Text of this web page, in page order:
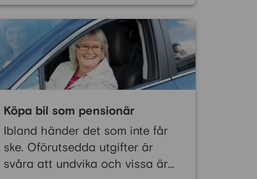
knäna har varit påfrestande,
och utöver det har Maritta
även fått problem med ögonen.
Det kändes som en omöjlig
ekvation att få ihop kalkylen
och skulderna blev bara fler.
Köpa bil som pensionär
Ibland händer det som inte får
ske. Oförutsedda utgifter är
svåra att undvika och vissa är